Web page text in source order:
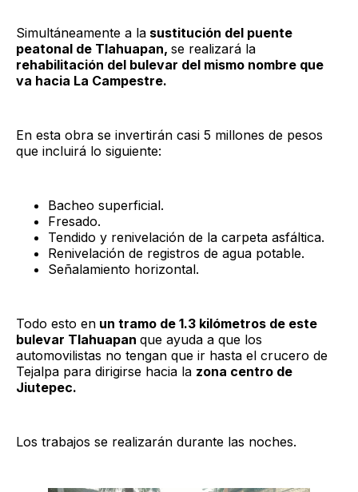
Simultáneamente a la sustitución del puente
peatonal de Tlahuapan, se realizará la
rehabilitación del bulevar del mismo nombre que
va hacia La Campestre.
En esta obra se invertirán casi 5 millones de pesos
que incluirá lo siguiente:
Bacheo superficial.
Fresado.
Tendido y renivelación de la carpeta asfáltica.
Renivelación de registros de agua potable.
Señalamiento horizontal.
Todo esto en un tramo de 1.3 kilómetros de este
bulevar Tlahuapan que ayuda a que los
automovilistas no tengan que ir hasta el crucero de
Tejalpa para dirigirse hacia la zona centro de
Jiutepec.
Los trabajos se realizarán durante las noches.